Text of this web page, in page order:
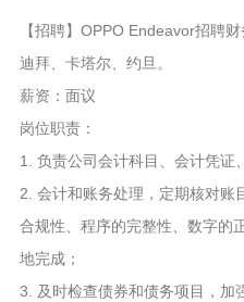
【招聘】OPPO Endeavor招聘
迪拜、卡塔尔、约旦。
薪资：面议
岗位职责：
1. 负责公司会计科目、会计凭证
2. 会计和账务处理，定期核对账
合规性、程序的完整性、数字的
地完成；
3. 及时检查债券和债务项目，加